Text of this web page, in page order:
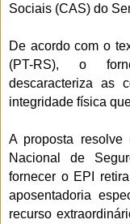
Sociais (CAS) do
De acordo com o
(PT-RS), o
descaracteriza as
integridade física
A proposta resolve
Nacional de
fornecer o EPI
aposentadoria
recurso